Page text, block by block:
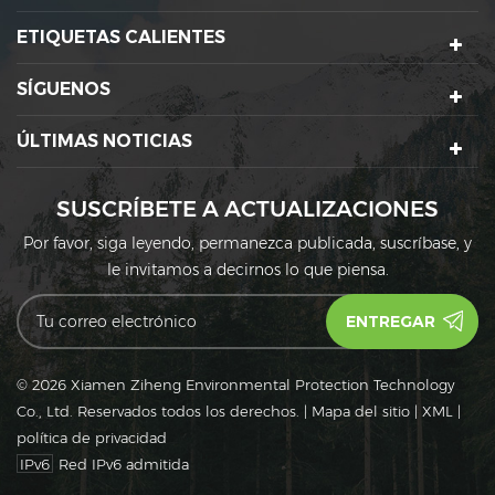
ETIQUETAS CALIENTES
SÍGUENOS
ÚLTIMAS NOTICIAS
SUSCRÍBETE A ACTUALIZACIONES
Por favor, siga leyendo, permanezca publicada, suscríbase, y
le invitamos a decirnos lo que piensa.
© 2026 Xiamen Ziheng Environmental Protection Technology
Co., Ltd. Reservados todos los derechos. | Mapa del sitio | XML |
política de privacidad
IPv6 Red IPv6 admitida